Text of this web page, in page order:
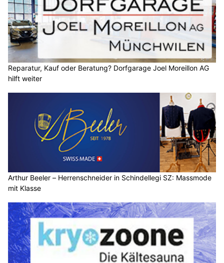
Reparatur, Kauf oder Beratung? Dorfgarage Joel Moreillon AG
hilft weiter
Arthur Beeler – Herrenschneider in Schindellegi SZ: Massmode
mit Klasse